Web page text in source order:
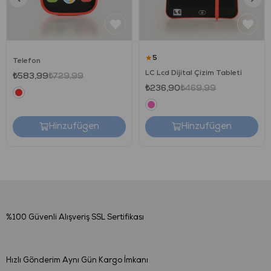
Ürün Boyutları : 24.5 x 20.5 x 16
Tokmak Boyutu: 2 adet 15 cm
Telefon
₺583,99₺729,99
Hinzufügen
★5
LC Lcd Dijital Çizim Tableti
₺236,90₺469,99
Hinzufügen
%100 Güvenli Alışveriş SSL Sertifikası
Hızlı Gönderim Aynı Gün Kargo İmkanı